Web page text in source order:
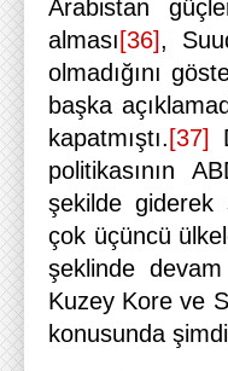
Arabistan
alması [36],
olmadığını
başka
kapatmıştı. [37]
politikasının
şekilde giderek
çok üçüncü
şeklinde
Kuzey Kore ve
konusunda